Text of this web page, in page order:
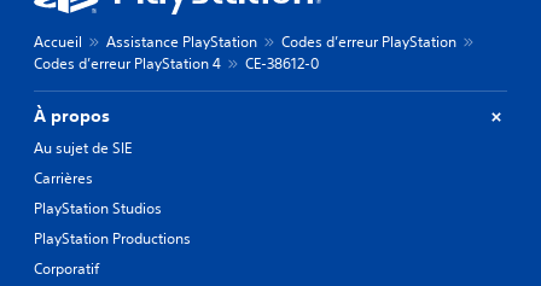
Accueil Assistance PlayStation
Codes d’erreur PlayStation
Codes d’erreur PlayStation 4
CE-38612-0
À propos
Au sujet de SIE
Carrières
PlayStation Studios
PlayStation Productions
Corporatif